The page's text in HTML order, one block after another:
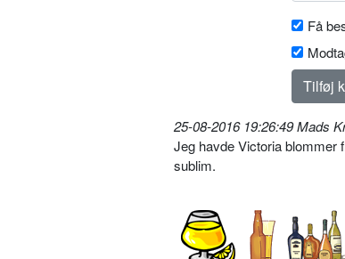
Få
25-08-2016 19:26:49 Mads
Jeg havde Victoria blommer
sublim.